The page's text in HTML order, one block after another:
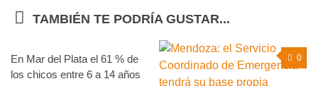
TAMBIÉN TE PODRÍA GUSTAR...
En Mar del Plata el 61 % de
los chicos entre 6 a 14 años
0